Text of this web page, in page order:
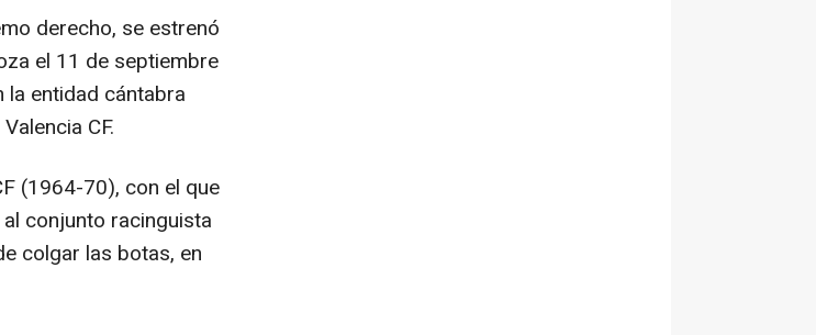
derecho, se estrenó
el 11 de septiembre
la entidad cántabra
CF.
(1964-70), con el que
conjunto racinguista
colgar las botas, en